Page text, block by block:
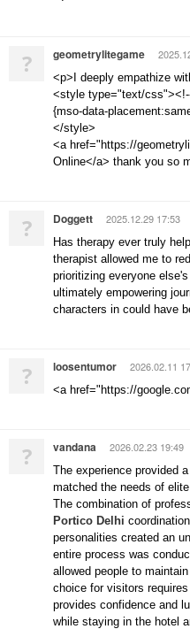
? geometrylitegame
<p>I deeply empathize
<style type="text/
{mso-data-
</style>
<a href="https://
Online</a> thank you so
? Doggett 2025.12.29 17:53
Has therapy ever truly
therapist allowed me to
prioritizing everyone
ultimately empowering
characters in could have
? loosentumor 2026.02.11
<a href="https://
? vandana 2026.02.23 19:49
The experience provided
matched the needs of
The combination of
Portico Delhi
personalities created an
entire process was
allowed people to
choice for visitors
provides confidence and
while staying in the hotel